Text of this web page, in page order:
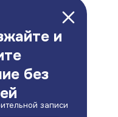
и
без
записи